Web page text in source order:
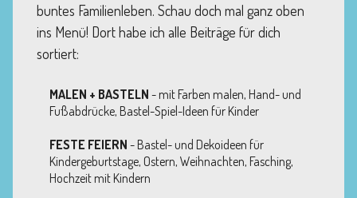
buntes Familienleben. Schau doch mal ganz oben
ins Menü! Dort habe ich alle Beiträge für dich
sortiert:
MALEN + BASTELN - mit Farben malen, Hand- und
Fußabdrücke, Bastel-Spiel-Ideen für Kinder
FESTE FEIERN - Bastel- und Dekoideen für
Kindergeburtstage, Ostern, Weihnachten, Fasching,
Hochzeit mit Kindern